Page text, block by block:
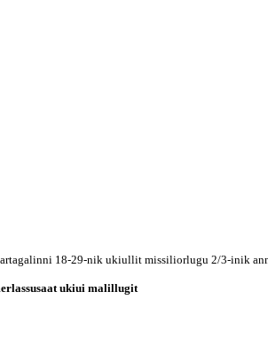
18-29-nik ukiullit missiliorlugu 2/3-inik
ukiui malillugit